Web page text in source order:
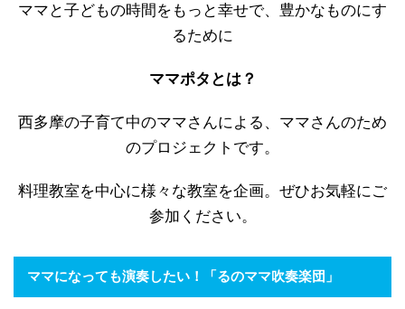
ママと子どもの時間をもっと幸せで、豊かなものにす
るために
ママポタとは？
西多摩の子育て中のママさんによる、ママさんのため
のプロジェクトです。
料理教室を中心に様々な教室を企画。ぜひお気軽にご
参加ください。
ママになっても演奏したい！「るのママ吹奏楽団」